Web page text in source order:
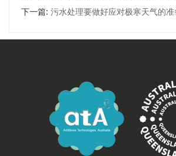
下一篇: 污水处理要做好应对极寒天气的准